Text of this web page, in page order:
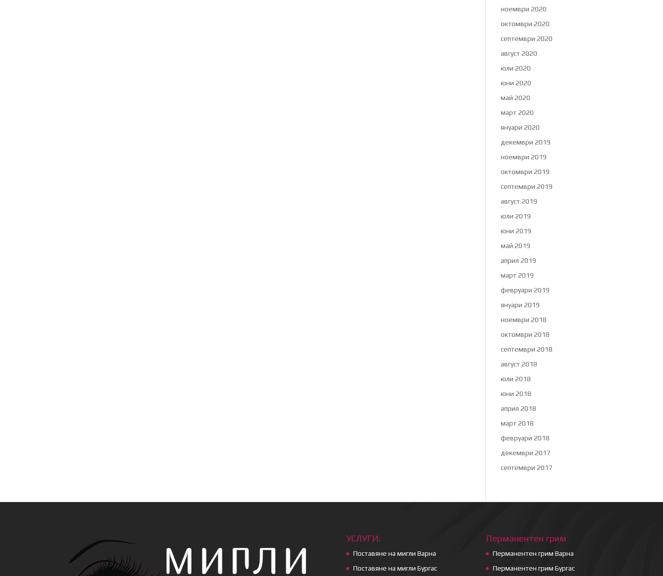
ноември 2020
октомври 2020
септември 2020
август 2020
юли 2020
юни 2020
май 2020
март 2020
януари 2020
декември 2019
ноември 2019
октомври 2019
септември 2019
август 2019
юли 2019
юни 2019
май 2019
април 2019
март 2019
февруари 2019
януари 2019
ноември 2018
октомври 2018
септември 2018
август 2018
юли 2018
юни 2018
април 2018
март 2018
февруари 2018
декември 2017
септември 2017
УСЛУГИ:
Поставяне на мигли Варна
Поставяне на мигли Бургас
Перманентен грим
Перманентен грим Варна
Перманентен грим Бургас